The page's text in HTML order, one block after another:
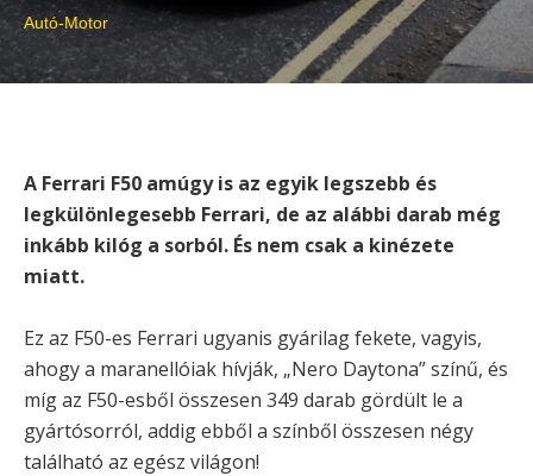
Autó-Motor
A Ferrari F50 amúgy is az egyik legszebb és
legkülönlegesebb Ferrari, de az alábbi darab még
inkább kilóg a sorból. És nem csak a kinézete
miatt.
Ez az F50-es Ferrari ugyanis gyárilag fekete, vagyis,
ahogy a maranellóiak hívják, „Nero Daytona” színű, és
míg az F50-esből összesen 349 darab gördült le a
gyártósorról, addig ebből a színből összesen négy
található az egész világon!